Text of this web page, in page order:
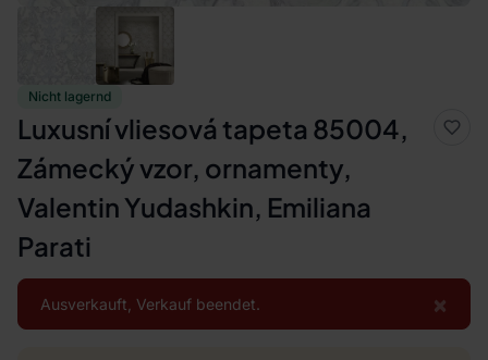
Nicht lagernd
Luxusní vliesová tapeta 85004,
Zámecký vzor, ornamenty,
Valentin Yudashkin, Emiliana
Parati
×
Ausverkauft, Verkauf beendet.